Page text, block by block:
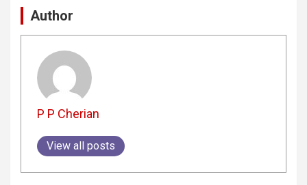
Author
P P Cherian
View all posts